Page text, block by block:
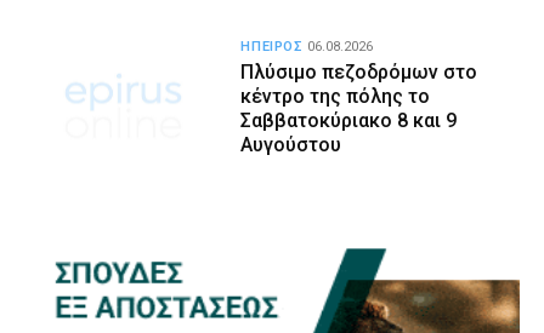
Πλύσιμο πεζοδρόμων στο
κέντρο της πόλης το
Σαββατοκύριακο 8 και 9
Αυγούστου
ΗΠΕΙΡΟΣ 06.08.2026